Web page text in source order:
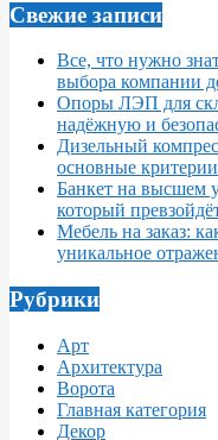
Свежие записи
Все, что нужно
выбора компании
Опоры ЛЭП для
надёжную и
Дизельный
основные
Банкет на высшем
который
Мебель на заказ:
уникальное
Рубрики
Арт
Архитектура
Ворота
Главная категория
Декор